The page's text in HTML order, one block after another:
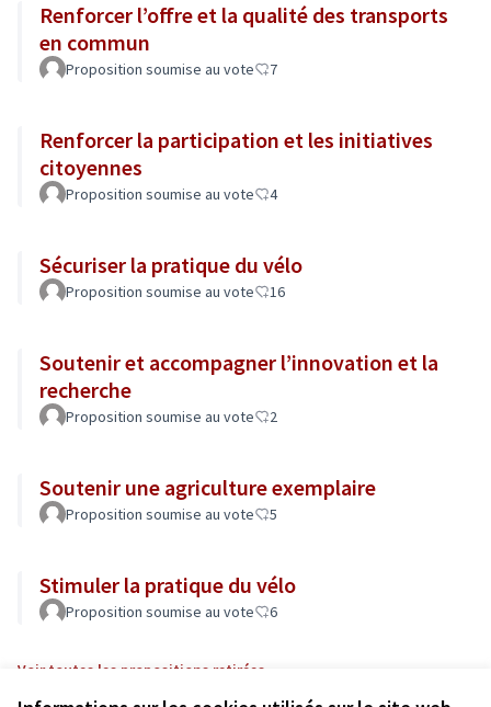
Renforcer l’offre et la qualité des transports
en commun
Proposition soumise au vote 7
Renforcer la participation et les initiatives
citoyennes
Proposition soumise au vote 4
Sécuriser la pratique du vélo
Proposition soumise au vote 16
Soutenir et accompagner l’innovation et la
recherche
Proposition soumise au vote 2
Soutenir une agriculture exemplaire
Proposition soumise au vote 5
Stimuler la pratique du vélo
Proposition soumise au vote 6
Voir toutes les propositions retirées